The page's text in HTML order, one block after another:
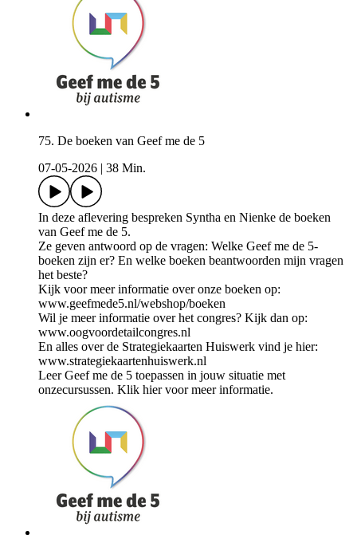
75. De boeken van Geef me de 5
07-05-2026
38 Min.
In deze aflevering bespreken Syntha en Nienke de boeken
van Geef me de 5.
Ze geven antwoord op de vragen: Welke Geef me de 5-
boeken zijn er? En welke boeken beantwoorden mijn vragen
het beste?
Kijk voor meer informatie over onze boeken op:
www.geefmede5.nl/webshop/boeken
Wil je meer informatie over het congres? Kijk dan op:
www.oogvoordetailcongres.nl
En alles over de Strategiekaarten Huiswerk vind je hier:
www.strategiekaartenhuiswerk.nl
Leer Geef me de 5 toepassen in jouw situatie met
onzecursussen. ⁠⁠⁠Klik hier⁠⁠⁠⁠ voor meer informatie.